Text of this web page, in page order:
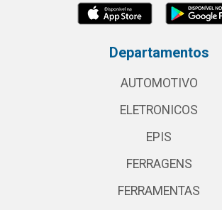
Departamentos
AUTOMOTIVO
ELETRONICOS
EPIS
FERRAGENS
FERRAMENTAS